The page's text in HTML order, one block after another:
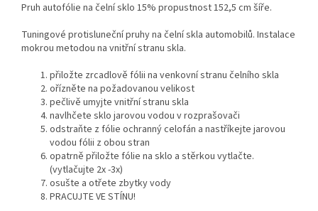
Pruh autofólie na čelní sklo 15% propustnost 152,5 cm šíře.
Tuningové protisluneční pruhy na čelní skla automobilů. Instalace
mokrou metodou na vnitřní stranu skla.
přiložte zrcadlově fólii na venkovní stranu čelního skla
ořízněte na požadovanou velikost
pečlivě umyjte vnitřní stranu skla
navlhčete sklo jarovou vodou v rozprašovači
odstraňte z fólie ochranný celofán a nastříkejte jarovou
vodou fólii z obou stran
opatrně přiložte fólie na sklo a stěrkou vytlačte.
(vytlačujte 2x -3x)
osušte a otřete zbytky vody
PRACUJTE VE STÍNU!